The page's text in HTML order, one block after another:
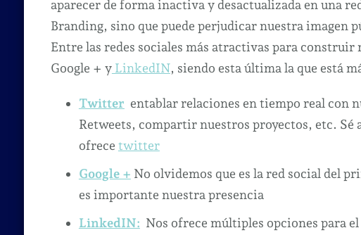
aparecer de forma inactiva y desactualizada en una
Branding, sino que puede perjudicar nuestra imagen
Entre las redes sociales más atractivas para
Google + yLinkedIN, siendo esta última la que está
Twitter entablar relaciones en tiempo real con
Retweets, compartir nuestros proyectos, etc. Sé
ofrece twitter
Google + No olvidemos que es la red social del
es importante nuestra presencia
LinkedIN: Nos ofrece múltiples opciones para